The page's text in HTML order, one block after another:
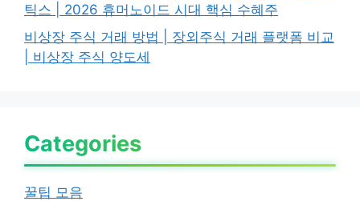
틱스 | 2026 휴머노이드 시대 핵심 수혜주
비상장 주식 거래 방법 | 장외주식 거래 플랫폼 비교
| 비상장 주식 양도세
Categories
꿀팁 모음